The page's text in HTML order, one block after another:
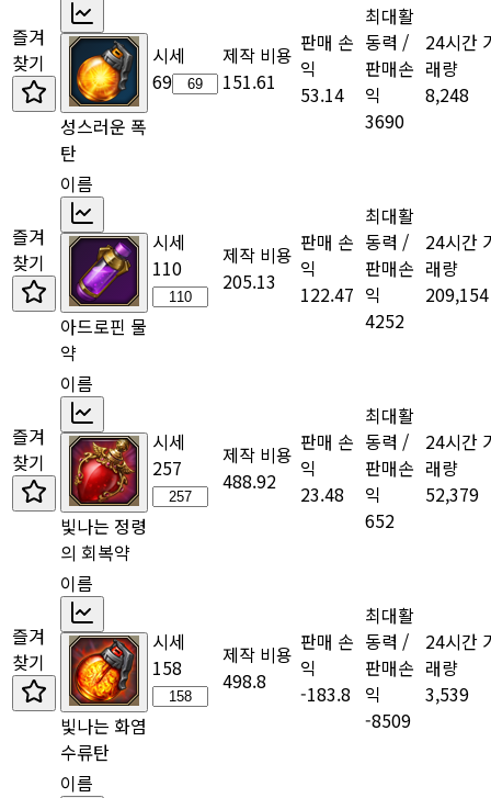
즐겨
찾기
성스러운 폭
탄
시세
69
제작 비용
151.61
판매 손
익
53.14
최대활
동력 /
판매손
익
3690
24시간
래량
8,248
즐겨
찾기
이름
아드로핀 물
약
시세
110
제작 비용
205.13
판매 손
익
122.47
최대활
동력 /
판매손
익
4252
24시간
래량
209,154
즐겨
찾기
이름
빛나는 정령
의 회복약
시세
257
제작 비용
488.92
판매 손
익
23.48
최대활
동력 /
판매손
익
652
24시간
래량
52,379
즐겨
찾기
이름
빛나는 화염
수류탄
시세
158
제작 비용
498.8
판매 손
익
-183.8
최대활
동력 /
판매손
익
-8509
24시간
래량
3,539
이름